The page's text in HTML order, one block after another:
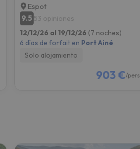
Espot
9.5 53 opiniones
12/12/26 al 19/12/26 (7 noches)
6 días de forfait en Port Ainé
Solo alojamiento
903 €/pers.